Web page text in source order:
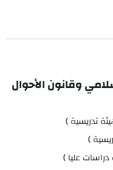
وقانون الأحوال
تدريسية )
)
عليا )